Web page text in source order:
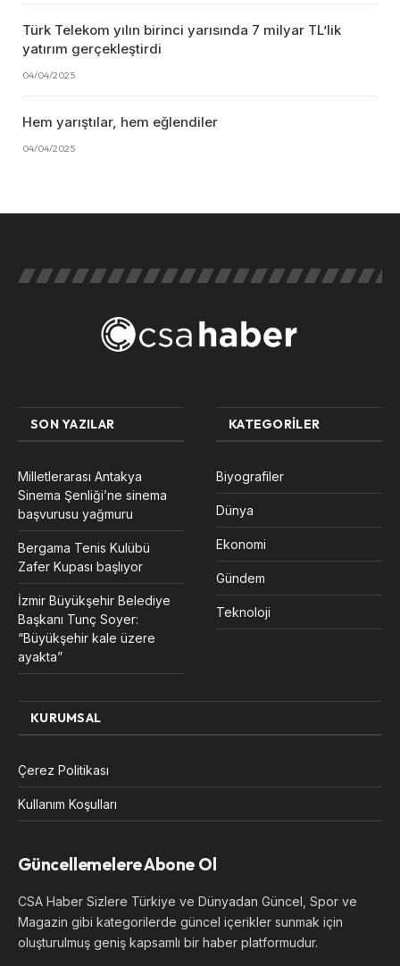
Türk Telekom yılın birinci yarısında 7 milyar TL’lik
yatırım gerçekleştirdi
04/04/2025
Hem yarıştılar, hem eğlendiler
04/04/2025
SON YAZILAR
Milletlerarası Antakya
Sinema Şenliği’ne sinema
başvurusu yağmuru
Bergama Tenis Kulübü
Zafer Kupası başlıyor
İzmir Büyükşehir Belediye
Başkanı Tunç Soyer:
“Büyükşehir kale üzere
ayakta”
KATEGORILER
Biyografiler
Dünya
Ekonomi
Gündem
Teknoloji
KURUMSAL
Çerez Politikası
Kullanım Koşulları
Güncellemelere Abone Ol
CSA Haber Sizlere Türkiye ve Dünyadan Güncel, Spor ve
Magazin gibi kategorilerde güncel içerikler sunmak için
oluşturulmuş geniş kapsamlı bir haber platformudur.